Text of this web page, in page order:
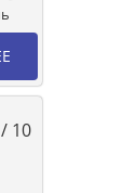
/ 10